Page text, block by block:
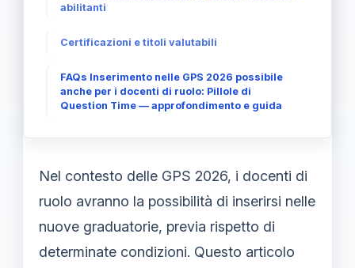
abilitanti
Certificazioni e titoli valutabili
FAQs Inserimento nelle GPS 2026 possibile
anche per i docenti di ruolo: Pillole di
Question Time — approfondimento e guida
Nel contesto delle GPS 2026, i docenti di
ruolo avranno la possibilità di inserirsi nelle
nuove graduatorie, previa rispetto di
determinate condizioni. Questo articolo